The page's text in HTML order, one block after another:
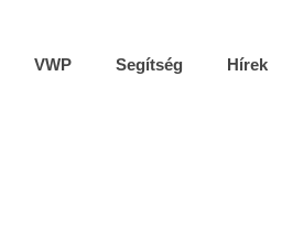
VWP Segítség Hírek